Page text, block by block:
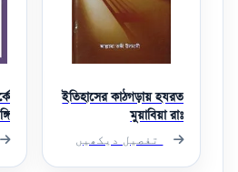
ইতিহাসের কাঠগড়ায় হযরত
মুয়াবিয়া রাঃ
تفصیل دیکھیں